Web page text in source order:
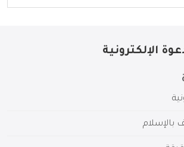
الإلكترونية
بالإسلام